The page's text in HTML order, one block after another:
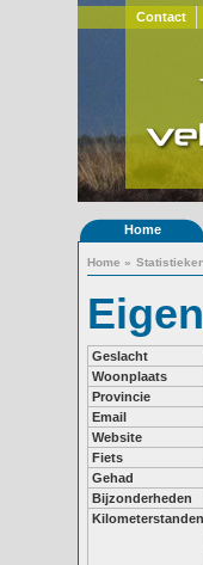
Contact
Home
Home »
Geslacht
Woonplaats
Provincie
Email
Website
Fiets
Gehad
Bijzonderheden
Kilometerstanden